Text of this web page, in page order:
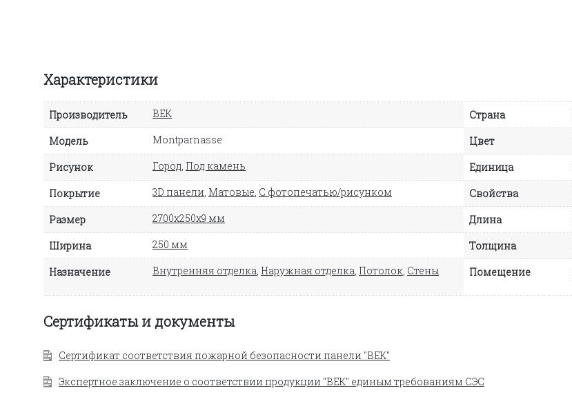
Характеристики
Производитель ВЕК Страна
Модель Montparnasse Цвет
Рисунок Город, Под камень Единица
Покрытие 3D панели, Матовые, С фотопечатью/рисунком Свойства
Размер 2700х250х9 мм Длина
Ширина 250 мм Толщина
Назначение Внутренняя отделка, Наружная отделка, Потолок, Стены Помещение
Сертификаты и документы
Сертификат соответствия пожарной безопасности панели "ВЕК"
Экспертное заключение о соответствии продукции "ВЕК" единым требованиям СЭС